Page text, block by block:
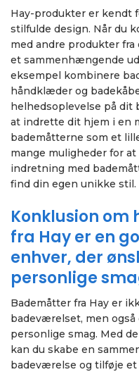
Hay-produkter er kendt
stilfulde design. Når du
med andre produkter
et sammenhængende
eksempel kombinere
håndklæder og
helhedsoplevelse på dit
at indrette dit hjem i en
bademåtterne som et
mange muligheder for
indretning med
find din egen unikke stil.
Konklusion
fra Hay er en
enhver, der
personlige
Bademåtter fra Hay er
badeværelset, men
personlige smag. Med
kan du skabe en
badeværelse og tilføje et